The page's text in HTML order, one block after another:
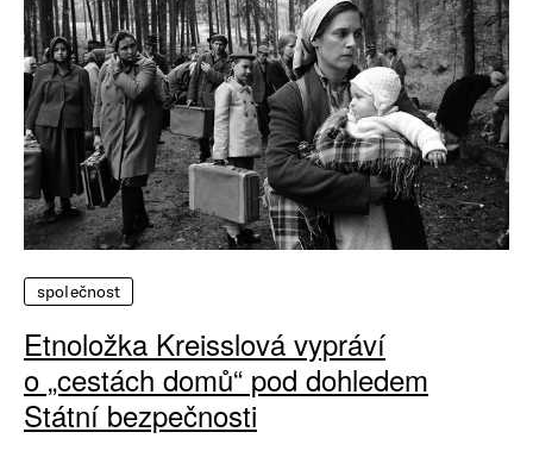
společnost
Etnoložka Kreisslová vypráví
o „cestách domů“ pod dohledem
Státní bezpečnosti